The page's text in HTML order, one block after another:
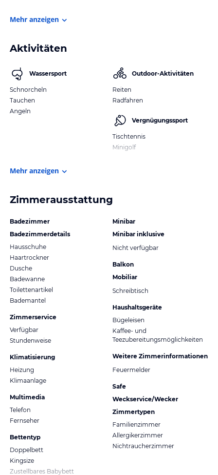
Mehr anzeigen
Aktivitäten
Wassersport
Schnorcheln
Tauchen
Angeln
Outdoor-Aktivitäten
Reiten
Radfahren
Vergnügungssport
Tischtennis
Minigolf
Mehr anzeigen
Zimmerausstattung
Badezimmer
Badezimmerdetails
Hausschuhe
Haartrockner
Dusche
Badewanne
Toilettenartikel
Bademantel
Zimmerservice
Verfügbar
Stundenweise
Klimatisierung
Heizung
Klimaanlage
Multimedia
Telefon
Fernseher
Bettentyp
Doppelbett
Kingsize
Zustellbares Babybett
Minibar
Minibar inklusive
Nicht verfügbar
Balkon
Mobiliar
Schreibtisch
Haushaltsgeräte
Bügeleisen
Kaffee- und
Teezubereitungsmöglichkeiten
Weitere Zimmerinformationen
Feuermelder
Safe
Weckservice/Wecker
Zimmertypen
Familienzimmer
Allergikerzimmer
Nichtraucherzimmer